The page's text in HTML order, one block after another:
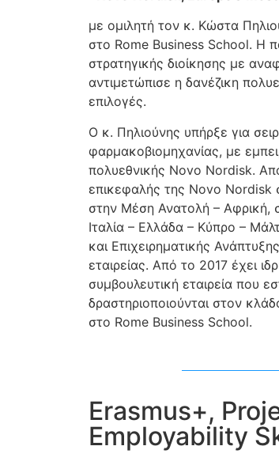
με ομιλητή τον κ. Κώστα
στο Rome Business School. Η
στρατηγικής διοίκησης με
αντιμετώπισε η δανέζικη
επιλογές.
Ο κ. Πηλιούνης υπήρξε για
φαρμακοβιομηχανίας, με
πολυεθνικής Novo Nordisk.
επικεφαλής της Novo Nordisk
στην Μέση Ανατολή – Αφρική,
Ιταλία – Ελλάδα – Κύπρο –
και Επιχειρηματικής
εταιρείας. Από το 2017 έχει
συμβουλευτική εταιρεία που
δραστηριοποιούνται στον
στο Rome Business School.
Erasmus+,
Employability